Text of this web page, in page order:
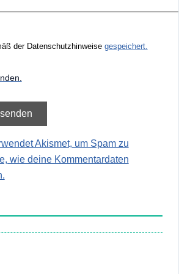
der Datenschutzhinweise gespeichert.
Akismet, um Spam zu
wie deine Kommentardaten